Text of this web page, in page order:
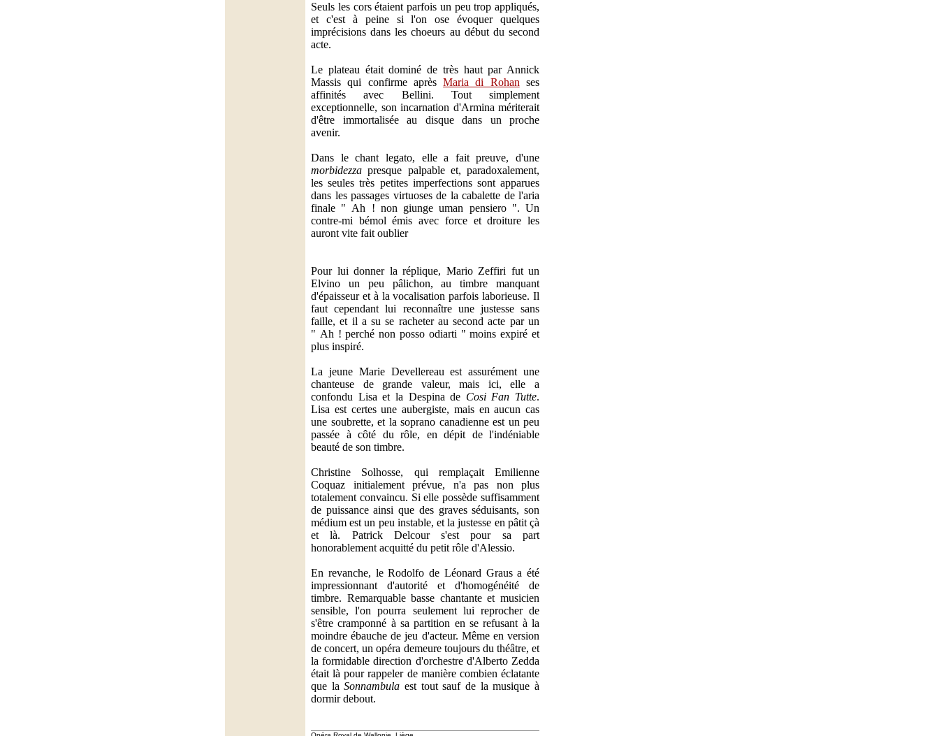
Seuls les cors étaient parfois un peu trop appliqués,
et c'est à peine si l'on ose évoquer quelques
imprécisions dans les choeurs au début du second
acte.
Le plateau était dominé de très haut par Annick
Massis qui confirme aprèsMaria di Rohan ses
affinités avec Bellini. Tout simplement
exceptionnelle, son incarnation d'Armina mériterait
d'être immortalisée au disque dans un proche
avenir.
Dans le chant legato, elle a fait preuve, d'une
morbidezza presque palpable et, paradoxalement,
les seules très petites imperfections sont apparues
dans les passages virtuoses de la cabalette de l'aria
finale " Ah ! non giunge uman pensiero ". Un
contre-mi bémol émis avec force et droiture les
auront vite fait oublier
Pour lui donner la réplique, Mario Zeffiri fut un
Elvino un peu pâlichon, au timbre manquant
d'épaisseur et à la vocalisation parfois laborieuse. Il
faut cependant lui reconnaître une justesse sans
faille, et il a su se racheter au second acte par un
" Ah ! perché non posso odiarti " moins expiré et
plus inspiré.
La jeune Marie Devellereau est assurément une
chanteuse de grande valeur, mais ici, elle a
confondu Lisa et la Despina de Cosi Fan Tutte.
Lisa est certes une aubergiste, mais en aucun cas
une soubrette, et la soprano canadienne est un peu
passée à côté du rôle, en dépit de l'indéniable
beauté de son timbre.
Christine Solhosse, qui remplaçait Emilienne
Coquaz initialement prévue, n'a pas non plus
totalement convaincu. Si elle possède suffisamment
de puissance ainsi que des graves séduisants, son
médium est un peu instable, et la justesse en pâtit çà
et là. Patrick Delcour s'est pour sa part
honorablement acquitté du petit rôle d'Alessio.
En revanche, le Rodolfo de Léonard Graus a été
impressionnant d'autorité et d'homogénéité de
timbre. Remarquable basse chantante et musicien
sensible, l'on pourra seulement lui reprocher de
s'être cramponné à sa partition en se refusant à la
moindre ébauche de jeu d'acteur. Même en version
de concert, un opéra demeure toujours du théâtre, et
la formidable direction d'orchestre d'Alberto Zedda
était là pour rappeler de manière combien éclatante
que laSonnambula est tout sauf de la musique à
dormir debout.